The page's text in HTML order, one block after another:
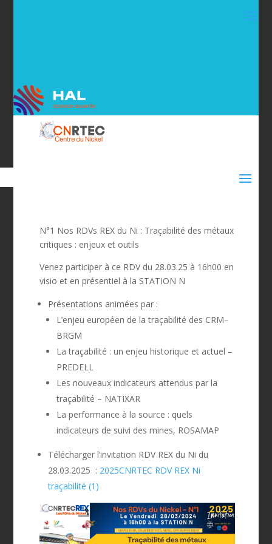
N°1 Nos RDVs REX du Ni : Traçabilité des métaux
critiques : enjeux et outils
Venez participer à ce RDV du 28.03.25 à 16h00 en
visio et en présentiel à la STATION N
Présentations animées par :
L’enjeu européen de la traçabilité des CRM–
BRGM
La traçabilité : un enjeu historique et actuel –
PREDELL
Les nouveaux indicateurs attendus par la
traçabilité – NATIXAR
La performance à la source : quels
indicateurs de suivi des mines, ROSAMAP
Télécharger l’invitation RDV REX du Ni du
28.03.2025 : 2025CNRTEC RDV REX Ni
traçabilité (1)